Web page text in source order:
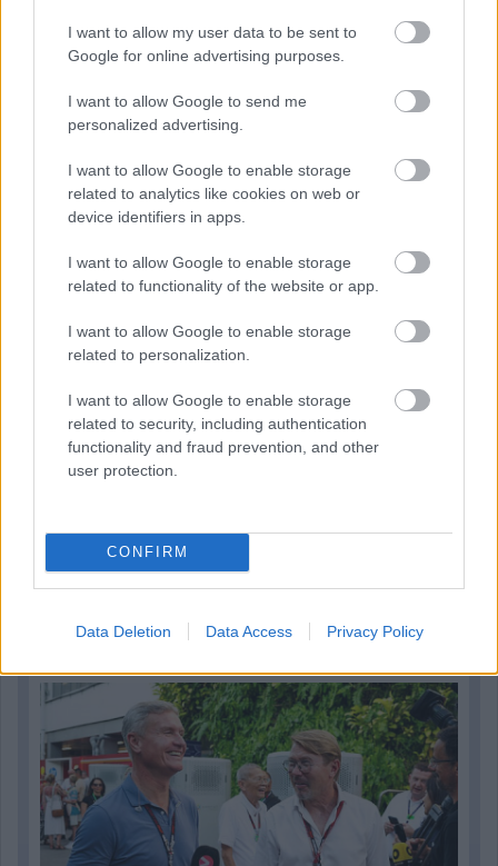
I want to allow my user data to be sent to
Google for online advertising purposes.
I want to allow Google to send me
personalized advertising.
I want to allow Google to enable storage
related to analytics like cookies on web or
device identifiers in apps.
I want to allow Google to enable storage
related to functionality of the website or app.
I want to allow Google to enable storage
related to personalization.
I want to allow Google to enable storage
related to security, including authentication
functionality and fraud prevention, and other
user protection.
CONFIRM
Data Deletion Data Access Privacy Policy
Parc Fermé
15 órája
Montoya szerint Antonelli kedvessége sem segít
1 napja
Hakkinen megtartaná a Norris-Piastri párost a